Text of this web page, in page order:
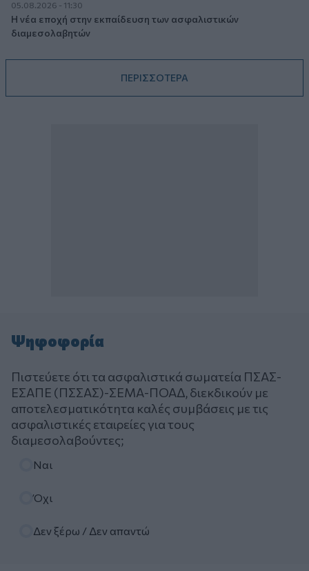
05.08.2026 - 11:30
Η νέα εποχή στην εκπαίδευση των ασφαλιστικών
διαμεσολαβητών
ΠΕΡΙΣΣΟΤΕΡΑ
Ψηφοφορία
Πιστεύετε ότι τα ασφαλιστικά σωματεία ΠΣΑΣ-
ΕΣΑΠΕ (ΠΣΣΑΣ)-ΣΕΜΑ-ΠΟΑΔ, διεκδικούν με
αποτελεσματικότητα καλές συμβάσεις με τις
ασφαλιστικές εταιρείες για τους
διαμεσολαβούντες;
Ναι
Όχι
Δεν ξέρω / Δεν απαντώ